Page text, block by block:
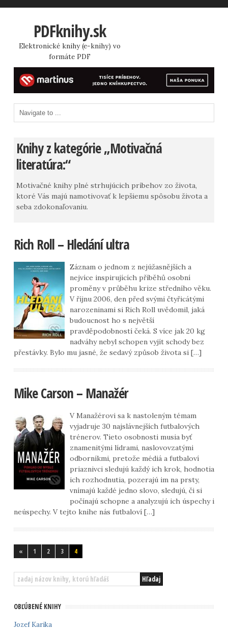
PDFknihy.sk
Elektronické knihy (e-knihy) vo
formáte PDF
Knihy z kategórie „Motivačná
literatúra:“
Motivačné knihy plné strhujúcich príbehov zo života,
ktoré Vás majú namotivovať k lepšiemu spôsobu života a
seba zdokonaľovaniu.
Rich Roll – Hledání ultra
Záznam o jednom z nejúžasnějších a
nejvíce inspirujících příběhů osobní
proměny v průběhu krize středního věku.
V říjnu 2006, den před svými čtyřicátými
narozeninami si Rich Roll uvědomil, jaká
budoucnost ho s největší
pravděpodobností čeká. S více jak 20 kg
nadváhy nebyl schopen vyjít schody bez
přestávky. Bylo mu jasné, že sedavý způsob života si […]
Mike Carson – Manažér
V Manažérovi sa k nastoleným témam
vyjadruje 30 najslávnejších futbalových
trénerov. Tieto osobnosti musia byť
znamenitými lídrami, naslovovzatými
odborníkmi, pretože médiá a futbaloví
priaznivci sledujú každý ich krok, hodnotia
ich rozhodnutia, pozerajú im na prsty,
vnímajú každé jedno slovo, sledujú, či si
počínajú schopne a analyzujú ich úspechy i
neúspechy. V tejto knihe nás futbaloví […]
« 1 2 3 4
OBĽÚBENÉ KNIHY
Jozef Karika